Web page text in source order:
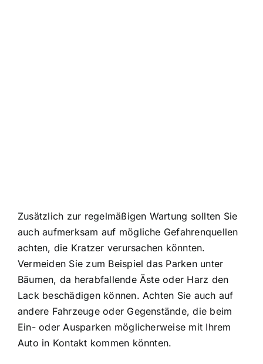
Zusätzlich zur regelmäßigen Wartung sollten Sie
auch aufmerksam auf mögliche Gefahrenquellen
achten, die Kratzer verursachen könnten.
Vermeiden Sie zum Beispiel das Parken unter
Bäumen, da herabfallende Äste oder Harz den
Lack beschädigen können. Achten Sie auch auf
andere Fahrzeuge oder Gegenstände, die beim
Ein- oder Ausparken möglicherweise mit Ihrem
Auto in Kontakt kommen könnten.